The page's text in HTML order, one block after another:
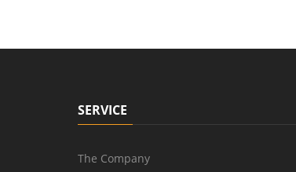
SERVICE
The Company